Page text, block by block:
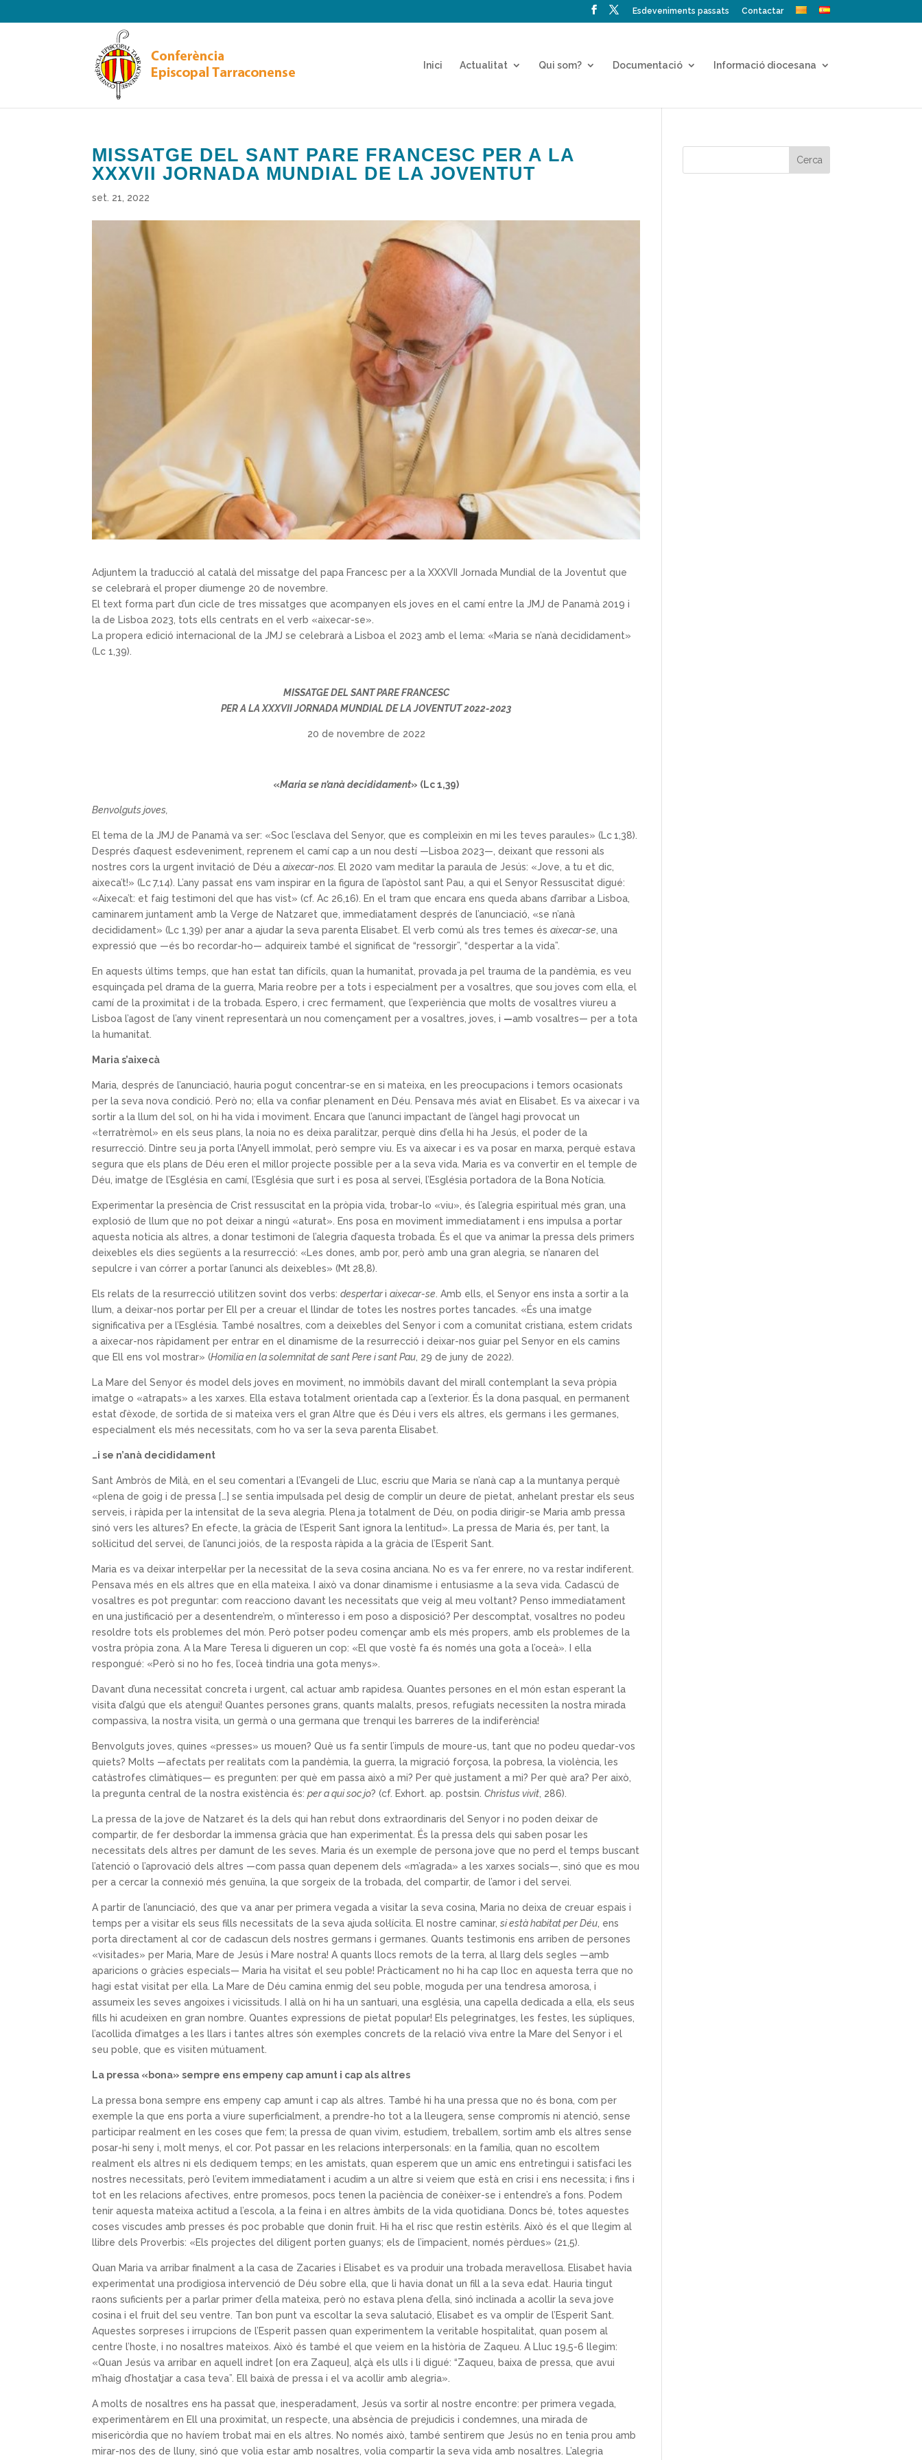
Esdeveniments passats Contactar
Inici Actualitat Qui som? Documentació Informació diocesana
MISSATGE DEL SANT PARE FRANCESC PER A LA
XXXVII JORNADA MUNDIAL DE LA JOVENTUT
set. 21, 2022
Adjuntem la traducció al català del missatge del papa Francesc per a la XXXVII Jornada Mundial de la Joventut que
se celebrarà el proper diumenge 20 de novembre.
El text forma part d’un cicle de tres missatges que acompanyen els joves en el camí entre la JMJ de Panamà 2019 i
la de Lisboa 2023, tots ells centrats en el verb «aixecar-se».
La propera edició internacional de la JMJ se celebrarà a Lisboa el 2023 amb el lema: «Maria se n’anà decididament»
(Lc 1,39).
MISSATGE DEL SANT PARE FRANCESC
PER A LA XXXVII JORNADA MUNDIAL DE LA JOVENTUT 2022-2023
20 de novembre de 2022
«Maria se n’anà decididament» (Lc1,39)
Benvolguts joves,
El tema de la JMJ de Panamà va ser: «Soc l’esclava del Senyor, que es compleixin en mi les teves paraules» (Lc 1,38).
Després d’aquest esdeveniment, reprenem el camí cap a un nou destí —Lisboa 2023—, deixant que ressoni als
nostres cors la urgent invitació de Déu aaixecar-nos. El 2020 vam meditar la paraula de Jesús: «Jove, a tu et dic,
aixeca’t!» (Lc 7,14). L’any passat ens vam inspirar en la figura de l’apòstol sant Pau, a qui el Senyor Ressuscitat digué:
«Aixeca’t: et faig testimoni del que has vist» (cf. Ac 26,16). En el tram que encara ens queda abans d’arribar a Lisboa,
caminarem juntament amb la Verge de Natzaret que, immediatament després de l’anunciació, «se n’anà
decididament» (Lc 1,39) per anar a ajudar la seva parenta Elisabet. El verb comú als tres temes ésaixecar-se , una
expressió que —és bo recordar-ho— adquireix també el significat de “ressorgir”, “despertar a la vida”.
En aquests últims temps, que han estat tan difícils, quan la humanitat, provada ja pel trauma de la pandèmia, es veu
esquinçada pel drama de la guerra, Maria reobre per a tots i especialment per a vosaltres, que sou joves com ella, el
camí de la proximitat i de la trobada. Espero, i crec fermament, que l’experiència que molts de vosaltres viureu a
Lisboa l’agost de l’any vinent representarà un nou començament per a vosaltres, joves, i —amb vosaltres— per a tota
la humanitat.
Maria s’aixecà
Maria, després de l’anunciació, hauria pogut concentrar-se en si mateixa, en les preocupacions i temors ocasionats
per la seva nova condició. Però no; ella va confiar plenament en Déu. Pensava més aviat en Elisabet. Es va aixecar i va
sortir a la llum del sol, on hi ha vida i moviment. Encara que l’anunci impactant de l’àngel hagi provocat un
«terratrèmol» en els seus plans, la noia no es deixa paralitzar, perquè dins d’ella hi ha Jesús, el poder de la
resurrecció. Dintre seu ja porta l’Anyell immolat, però sempre viu. Es va aixecar i es va posar en marxa, perquè estava
segura que els plans de Déu eren el millor projecte possible per a la seva vida. Maria es va convertir en el temple de
Déu, imatge de l’Església en camí, l’Església que surt i es posa al servei, l’Església portadora de la Bona Notícia.
Experimentar la presència de Crist ressuscitat en la pròpia vida, trobar-lo «viu», és l’alegria espiritual més gran, una
explosió de llum que no pot deixar a ningú «aturat». Ens posa en moviment immediatament i ens impulsa a portar
aquesta noticia als altres, a donar testimoni de l’alegria d’aquesta trobada. És el que va animar la pressa dels primers
deixebles els dies següents a la resurrecció: «Les dones, amb por, però amb una gran alegria, se n’anaren del
sepulcre i van córrer a portar l’anunci als deixebles» (Mt 28,8).
Els relats de la resurrecció utilitzen sovint dos verbs:despertariaixecar-se . Amb ells, el Senyor ens insta a sortir a la
llum, a deixar-nos portar per Ell per a creuar el llindar de totes les nostres portes tancades. «És una imatge
significativa per a l’Església. També nosaltres, com a deixebles del Senyor i com a comunitat cristiana, estem cridats
a aixecar-nos ràpidament per entrar en el dinamisme de la resurrecció i deixar-nos guiar pel Senyor en els camins
que Ell ens vol mostrar» (Homilia en la solemnitat de sant Pere i sant Pau , 29 de juny de 2022).
La Mare del Senyor és model dels joves en moviment, no immòbils davant del mirall contemplant la seva pròpia
imatge o «atrapats» a les xarxes. Ella estava totalment orientada cap a l’exterior. És la dona pasqual, en permanent
estat d’èxode, de sortida de si mateixa vers el gran Altre que és Déu i vers els altres, els germans i les germanes,
especialment els més necessitats, com ho va ser la seva parenta Elisabet.
…i se n’anà decididament
Sant Ambròs de Milà, en el seu comentari a l’Evangeli de Lluc, escriu que Maria se n’anà cap a la muntanya perquè
«plena de goig i de pressa […] se sentia impulsada pel desig de complir un deure de pietat, anhelant prestar els seus
serveis, i ràpida per la intensitat de la seva alegria. Plena ja totalment de Déu, on podia dirigir-se Maria amb pressa
sinó vers les altures? En efecte, la gràcia de l’Esperit Sant ignora la lentitud». La pressa de Maria és, per tant, la
sol·licitud del servei, de l’anunci joiós, de la resposta ràpida a la gràcia de l’Esperit Sant.
Maria es va deixar interpel·lar per la necessitat de la seva cosina anciana. No es va fer enrere, no va restar indiferent.
Pensava més en els altres que en ella mateixa. I això va donar dinamisme i entusiasme a la seva vida. Cadascú de
vosaltres es pot preguntar: com reacciono davant les necessitats que veig al meu voltant? Penso immediatament
en una justificació per a desentendre’m, o m’interesso i em poso a disposició? Per descomptat, vosaltres no podeu
resoldre tots els problemes del món. Però potser podeu començar amb els més propers, amb els problemes de la
vostra pròpia zona. A la Mare Teresa li digueren un cop: «El que vostè fa és només una gota a l’oceà». I ella
respongué: «Però si no ho fes, l’oceà tindria una gota menys».
Davant d’una necessitat concreta i urgent, cal actuar amb rapidesa. Quantes persones en el món estan esperant la
visita d’algú que els atengui! Quantes persones grans, quants malalts, presos, refugiats necessiten la nostra mirada
compassiva, la nostra visita, un germà o una germana que trenqui les barreres de la indiferència!
Benvolguts joves, quines «presses» us mouen? Què us fa sentir l’impuls de moure-us, tant que no podeu quedar-vos
quiets? Molts —afectats per realitats com la pandèmia, la guerra, la migració forçosa, la pobresa, la violència, les
catàstrofes climàtiques— es pregunten: per què em passa això a mi? Per què justament a mi? Per què ara? Per això,
la pregunta central de la nostra existència és:per a qui soc jo? (cf. Exhort. ap. postsin.Christus vivit , 286).
La pressa de la jove de Natzaret és la dels qui han rebut dons extraordinaris del Senyor i no poden deixar de
compartir, de fer desbordar la immensa gràcia que han experimentat. És la pressa dels qui saben posar les
necessitats dels altres per damunt de les seves. Maria és un exemple de persona jove que no perd el temps buscant
l’atenció o l’aprovació dels altres —com passa quan depenem dels «m’agrada» a les xarxes socials—, sinó que es mou
per a cercar la connexió més genuïna, la que sorgeix de la trobada, del compartir, de l’amor i del servei.
A partir de l’anunciació, des que va anar per primera vegada a visitar la seva cosina, Maria no deixa de creuar espais i
temps per a visitar els seus fills necessitats de la seva ajuda sol·lícita. El nostre caminar,si està habitat per Déu , ens
porta directament al cor de cadascun dels nostres germans i germanes. Quants testimonis ens arriben de persones
«visitades» per Maria, Mare de Jesús i Mare nostra! A quants llocs remots de la terra, al llarg dels segles —amb
aparicions o gràcies especials— Maria ha visitat el seu poble! Pràcticament no hi ha cap lloc en aquesta terra que no
hagi estat visitat per ella. La Mare de Déu camina enmig del seu poble, moguda per una tendresa amorosa, i
assumeix les seves angoixes i vicissituds. I allà on hi ha un santuari, una església, una capella dedicada a ella, els seus
fills hi acudeixen en gran nombre. Quantes expressions de pietat popular! Els pelegrinatges, les festes, les súpliques,
l’acollida d’imatges a les llars i tantes altres són exemples concrets de la relació viva entre la Mare del Senyor i el
seu poble, que es visiten mútuament.
La pressa «bona» sempre ens empeny cap amunt i cap als altres
La pressa bona sempre ens empeny cap amunt i cap als altres. També hi ha una pressa que no és bona, com per
exemple la que ens porta a viure superficialment, a prendre-ho tot a la lleugera, sense compromís ni atenció, sense
participar realment en les coses que fem; la pressa de quan vivim, estudiem, treballem, sortim amb els altres sense
posar-hi seny i, molt menys, el cor. Pot passar en les relacions interpersonals: en la família, quan no escoltem
realment els altres ni els dediquem temps; en les amistats, quan esperem que un amic ens entretingui i satisfaci les
nostres necessitats, però l’evitem immediatament i acudim a un altre si veiem que està en crisi i ens necessita; i fins i
tot en les relacions afectives, entre promesos, pocs tenen la paciència de conèixer-se i entendre’s a fons. Podem
tenir aquesta mateixa actitud a l’escola, a la feina i en altres àmbits de la vida quotidiana. Doncs bé, totes aquestes
coses viscudes amb presses és poc probable que donin fruit. Hi ha el risc que restin estèrils. Això és el que llegim al
llibre dels Proverbis: «Els projectes del diligent porten guanys; els de l’impacient, només pèrdues» (21,5).
Quan Maria va arribar finalment a la casa de Zacaries i Elisabet es va produir una trobada meravellosa. Elisabet havia
experimentat una prodigiosa intervenció de Déu sobre ella, que li havia donat un fill a la seva edat. Hauria tingut
raons suficients per a parlar primer d’ella mateixa, però no estava plena d’ella, sinó inclinada a acollir la seva jove
cosina i el fruit del seu ventre. Tan bon punt va escoltar la seva salutació, Elisabet es va omplir de l’Esperit Sant.
Aquestes sorpreses i irrupcions de l’Esperit passen quan experimentem la veritable hospitalitat, quan posem al
centre l’hoste, i no nosaltres mateixos. Això és també el que veiem en la història de Zaqueu. A Lluc 19,5-6 llegim:
«Quan Jesús va arribar en aquell indret [on era Zaqueu], alçà els ulls i li digué: “Zaqueu, baixa de pressa, que avui
m’haig d’hostatjar a casa teva”. Ell baixà de pressa i el va acollir amb alegria».
A molts de nosaltres ens ha passat que, inesperadament, Jesús va sortir al nostre encontre: per primera vegada,
experimentàrem en Ell una proximitat, un respecte, una absència de prejudicis i condemnes, una mirada de
misericòrdia que no havíem trobat mai en els altres. No només això, també sentirem que Jesús no en tenia prou amb
mirar-nos des de lluny, sinó que volia estar amb nosaltres, volia compartir la seva vida amb nosaltres. L’alegria